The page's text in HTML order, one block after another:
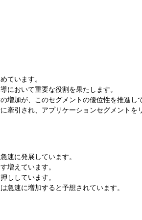
ています。
において重要な役割を果たします。
加が、このセグメントの優位性を推進し
牽引され、アプリケーションセグメントを
速に発展しています。
増えています。
ししています。
急速に増加すると予想されています。